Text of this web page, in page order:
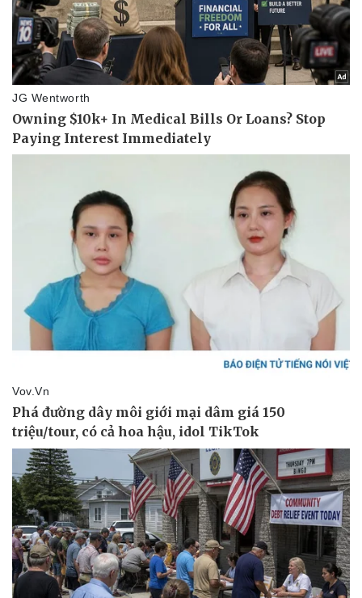
Thể thao
Bóng đá
Lịch thi đấu bóng đá
Thế giới thể thao
Hậu trường
Ô tô
Xe máy
Tư vấn